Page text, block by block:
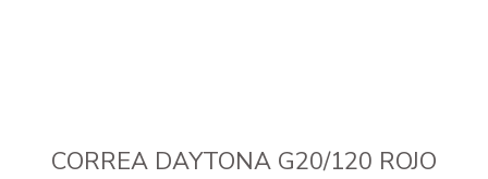
CORREA DAYTONA G20/120 ROJO